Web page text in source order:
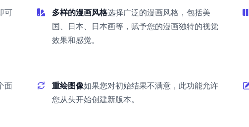
可
多样的漫画风格选择广泛的漫画风格，包括美
国、日本、日本画等，赋予您的漫画独特的视觉
效果和感觉。
面
重绘图像如果您对初始结果不满意，此功能允许
您从头开始创建新版本。